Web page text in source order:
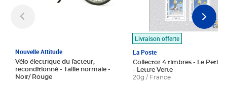
Nouvelle Attitude
Vélo électrique du facteur,
reconditionné - Taille normale -
Noir/ Rouge
Livraison offerte
La Poste
Collector 4 timbres - Le Petit
- Lettre Verte
20g / France